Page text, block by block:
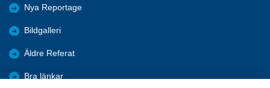
Nya Reportage
Bildgalleri
Äldre Referat
Bra länkar